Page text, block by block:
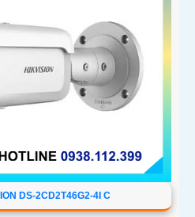
DS-2CD2T46G2-4I C